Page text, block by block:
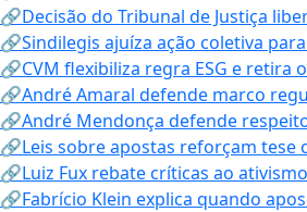
🔗Decisão do Tribunal de Justiça
🔗Sindilegis ajuíza ação coletiva
🔗CVM flexibiliza regra ESG e
🔗André Amaral defende marco
🔗André Mendonça defende
🔗Leis sobre apostas reforçam tese
🔗Luiz Fux rebate críticas ao
🔗Fabrício Klein explica quando